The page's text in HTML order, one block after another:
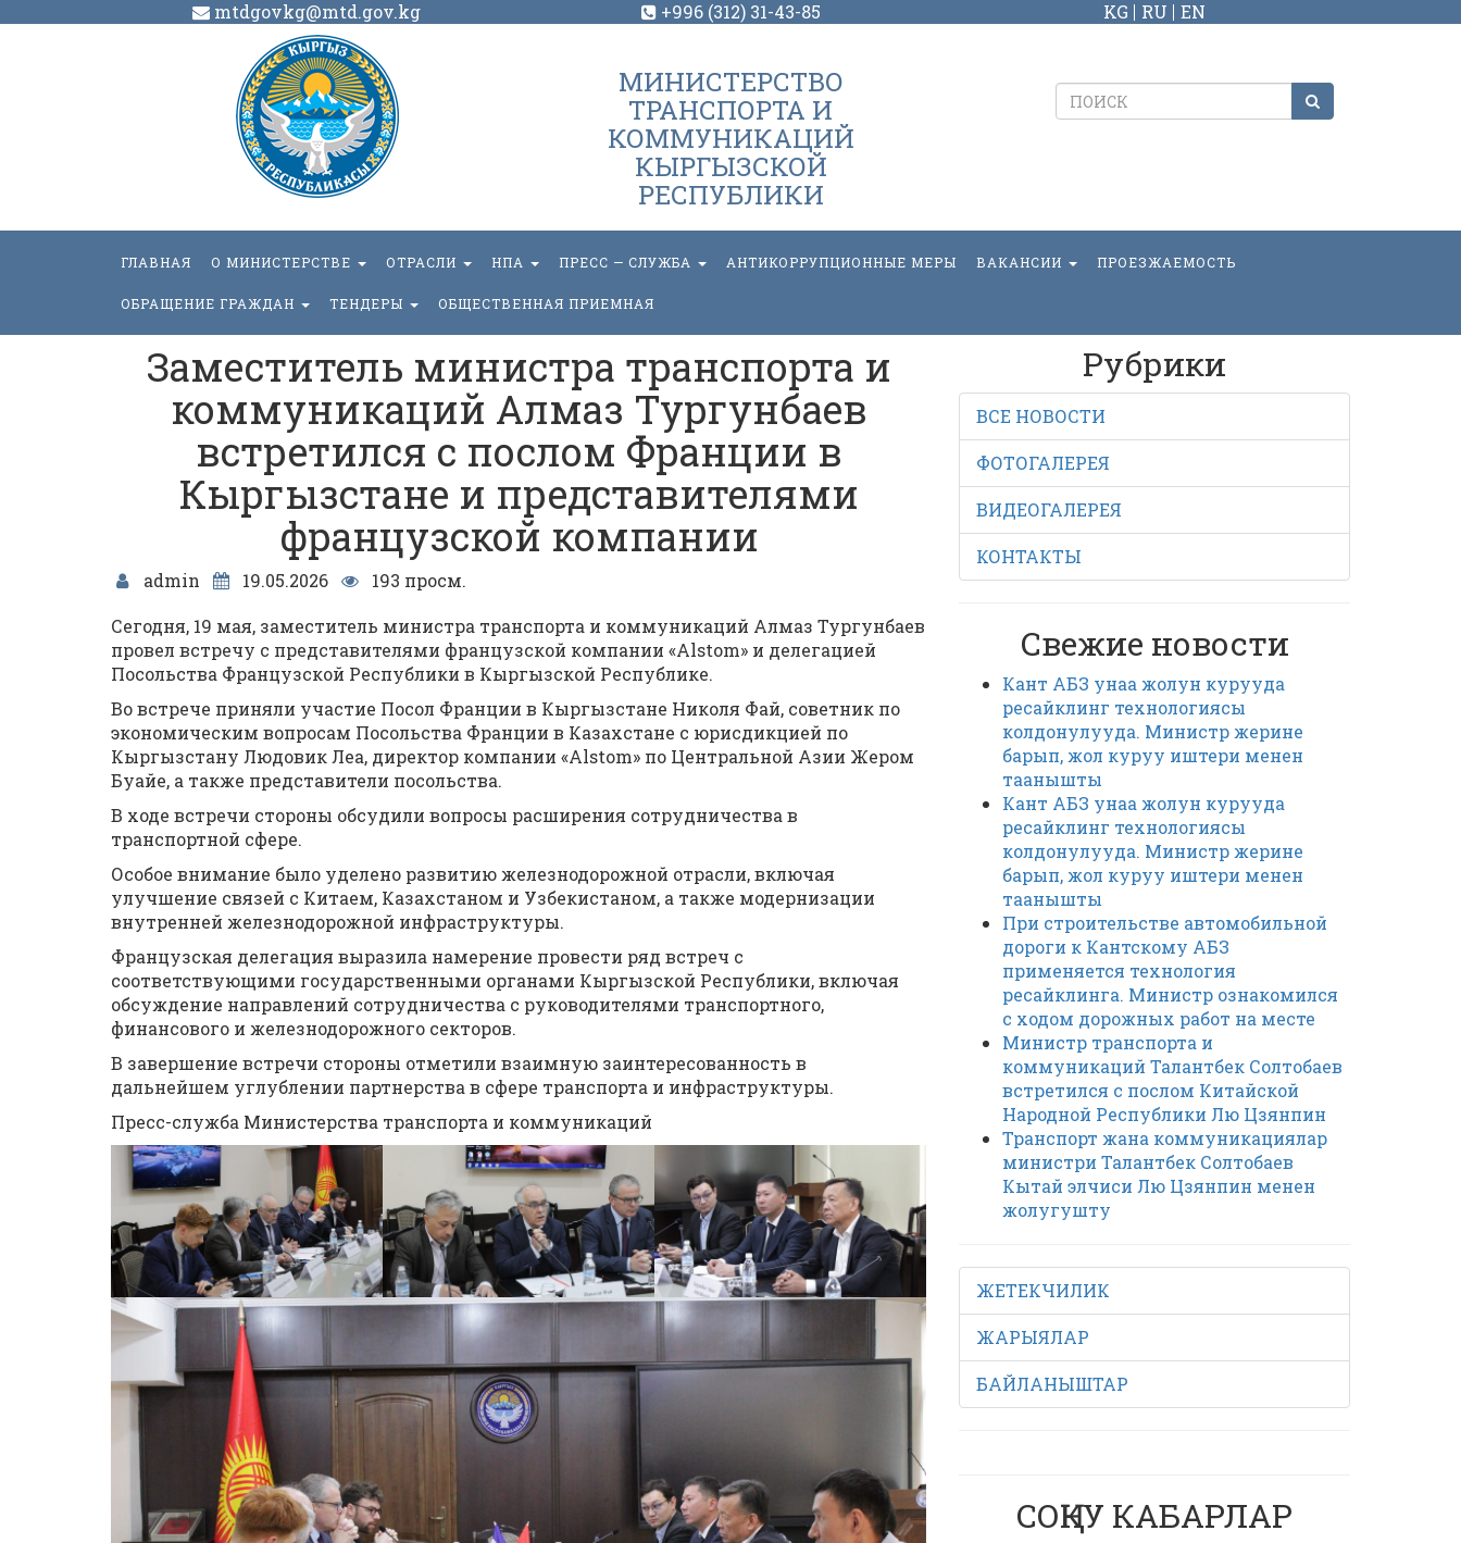
mtdgovkg@mtd.gov.kg +996 (312) 31-43-85 KG RU EN
МИНИСТЕРСТВО
ТРАНСПОРТА И
КОММУНИКАЦИЙ
КЫРГЫЗСКОЙ
РЕСПУБЛИКИ
ГЛАВНАЯ О МИНИСТЕРСТВЕ ОТРАСЛИ НПА ПРЕСС — СЛУЖБА АНТИКОРРУПЦИОННЫЕ МЕРЫ ВАКАНСИИ ПРОЕЗЖАЕМОСТЬ
ОБРАЩЕНИЕ ГРАЖДАН ТЕНДЕРЫ ОБЩЕСТВЕННАЯ ПРИЕМНАЯ
Заместитель министра транспорта и
коммуникаций Алмаз Тургунбаев
встретился с послом Франции в
Кыргызстане и представителями
французской компании
admin 19.05.2026
193 просм.
Сегодня, 19 мая, заместитель министра транспорта и коммуникаций Алмаз Тургунбаев
провел встречу с представителями французской компании «Alstom» и делегацией
Посольства Французской Республики в Кыргызской Республике.
Во встрече приняли участие Посол Франции в Кыргызстане Николя Фай, советник по
экономическим вопросам Посольства Франции в Казахстане с юрисдикцией по
Кыргызстану Людовик Леа, директор компании «Alstom» по Центральной Азии Жером
Буайе, а также представители посольства.
В ходе встречи стороны обсудили вопросы расширения сотрудничества в
транспортной сфере.
Особое внимание было уделено развитию железнодорожной отрасли, включая
улучшение связей с Китаем, Казахстаном и Узбекистаном, а также модернизации
внутренней железнодорожной инфраструктуры.
Французская делегация выразила намерение провести ряд встреч с
соответствующими государственными органами Кыргызской Республики, включая
обсуждение направлений сотрудничества с руководителями транспортного,
финансового и железнодорожного секторов.
В завершение встречи стороны отметили взаимную заинтересованность в
дальнейшем углублении партнерства в сфере транспорта и инфраструктуры.
Пресс-служба Министерства транспорта и коммуникаций
Рубрики
ВСЕ НОВОСТИ
ФОТОГАЛЕРЕЯ
ВИДЕОГАЛЕРЕЯ
КОНТАКТЫ
Свежие новости
Кант АБЗ унаа жолун курууда
ресайклинг технологиясы
колдонулууда. Министр жерине
барып, жол куруу иштери менен
таанышты
Кант АБЗ унаа жолун курууда
ресайклинг технологиясы
колдонулууда. Министр жерине
барып, жол куруу иштери менен
таанышты
При строительстве автомобильной
дороги к Кантскому АБЗ
применяется технология
ресайклинга. Министр ознакомился
с ходом дорожных работ на месте
Министр транспорта и
коммуникаций Талантбек Солтобаев
встретился с послом Китайской
Народной Республики Лю Цзянпин
Транспорт жана коммуникациялар
министри Талантбек Солтобаев
Кытай элчиси Лю Цзянпин менен
жолугушту
ЖЕТЕКЧИЛИК
ЖАРЫЯЛАР
БАЙЛАНЫШТАР
СОҢКУ КАБАРЛАР